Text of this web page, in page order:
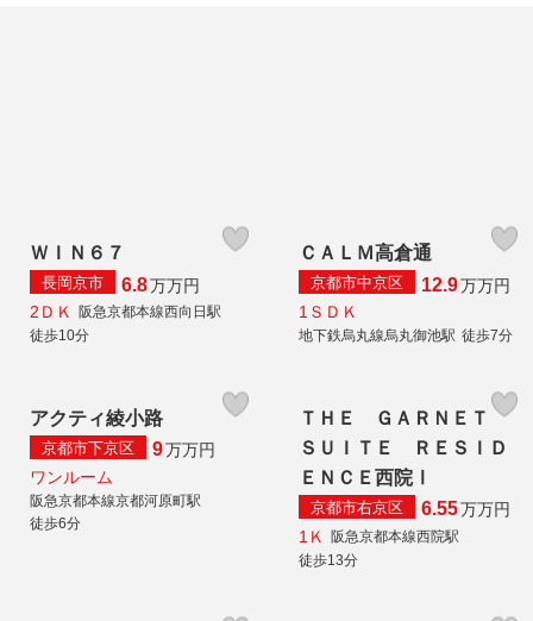
ＷＩＮ６７
長岡京市 6.8万万円
2ＤＫ
阪急京都本線西向日駅
徒歩10分
ＣＡＬＭ高倉通
京都市中京区 12.9万万円
1ＳＤＫ
地下鉄烏丸線烏丸御池駅 徒歩7分
アクティ綾小路
京都市下京区 9万万円
ワンルーム
阪急京都本線京都河原町駅
徒歩6分
ＴＨＥ ＧＡＲＮＥＴ
ＳＵＩＴＥ ＲＥＳＩＤ
ＥＮＣＥ西院Ⅰ
京都市右京区 6.55万万円
1Ｋ
阪急京都本線西院駅
徒歩13分